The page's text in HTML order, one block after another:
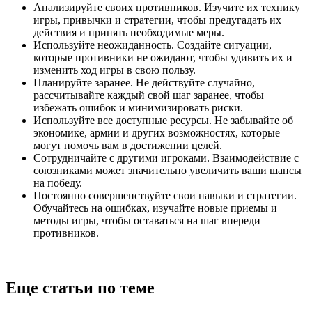
Анализируйте своих противников. Изучите их технику
игры, привычки и стратегии, чтобы предугадать их
действия и принять необходимые меры.
Используйте неожиданность. Создайте ситуации,
которые противники не ожидают, чтобы удивить их и
изменить ход игры в свою пользу.
Планируйте заранее. Не действуйте случайно,
рассчитывайте каждый свой шаг заранее, чтобы
избежать ошибок и минимизировать риски.
Используйте все доступные ресурсы. Не забывайте об
экономике, армии и других возможностях, которые
могут помочь вам в достижении целей.
Сотрудничайте с другими игроками. Взаимодействие с
союзниками может значительно увеличить ваши шансы
на победу.
Постоянно совершенствуйте свои навыки и стратегии.
Обучайтесь на ошибках, изучайте новые приемы и
методы игры, чтобы оставаться на шаг впереди
противников.
Еще статьи по теме